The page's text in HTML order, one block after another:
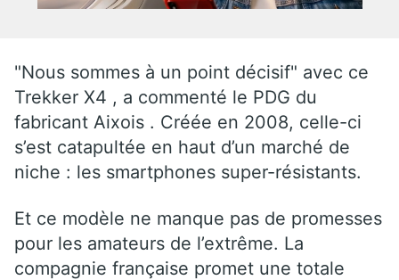
"Nous sommes à un point décisif" avec ce
Trekker X4 , a commenté le PDG du
fabricant Aixois . Créée en 2008, celle-ci
s’est catapultée en haut d’un marché de
niche : les smartphones super-résistants.
Et ce modèle ne manque pas de promesses
pour les amateurs de l’extrême. La
compagnie française promet une totale